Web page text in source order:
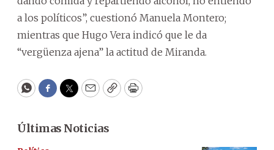
a los políticos”, cuestionó Manuela Montero;
mientras que Hugo Vera indicó que le da
“vergüenza ajena” la actitud de Miranda.
WhatsApp
Facebook
Twitter
EmailCopyPrint
Últimas Noticias